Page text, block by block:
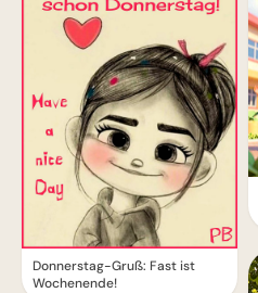
Donnerstag-Gruß: Fast ist
Wochenende!